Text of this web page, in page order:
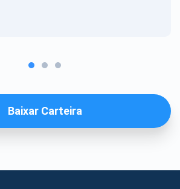
Baixar Carteira